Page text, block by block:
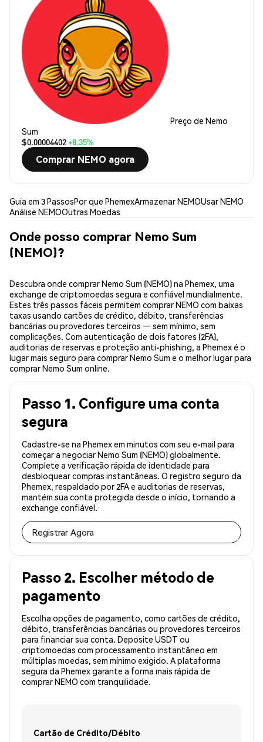
Preço de Nemo
Sum
$0.00004402+8.35%
Comprar NEMO agora
Guia em 3 PassosPor que PhemexArmazenar NEMOUsar NEMO
Análise NEMOOutras Moedas
Onde posso comprar Nemo Sum
(NEMO)?
Descubra onde comprar Nemo Sum (NEMO) na Phemex, uma
exchange de criptomoedas segura e confiável mundialmente.
Estes três passos fáceis permitem comprar NEMO com baixas
taxas usando cartões de crédito, débito, transferências
bancárias ou provedores terceiros — sem mínimo, sem
complicações. Com autenticação de dois fatores (2FA),
auditorias de reservas e proteção anti-phishing, a Phemex é o
lugar mais seguro para comprar Nemo Sum e o melhor lugar para
comprar Nemo Sum online.
Passo 1. Configure uma conta
segura
Cadastre-se na Phemex em minutos com seu e-mail para
começar a negociar Nemo Sum (NEMO) globalmente.
Complete a verificação rápida de identidade para
desbloquear compras instantâneas. O registro seguro da
Phemex, respaldado por 2FA e auditorias de reservas,
mantém sua conta protegida desde o início, tornando a
exchange confiável.
Registrar Agora
Passo 2. Escolher método de
pagamento
Escolha opções de pagamento, como cartões de crédito,
débito, transferências bancárias ou provedores terceiros
para financiar sua conta. Deposite USDT ou
criptomoedas com processamento instantâneo em
múltiplas moedas, sem mínimo exigido. A plataforma
segura da Phemex garante a forma mais rápida de
comprar NEMO com tranquilidade.
Cartão de Crédito/Débito